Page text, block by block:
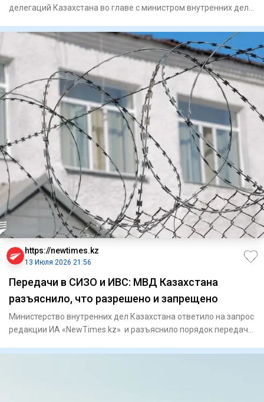
делегаций Казахстана во главе с министром внутренних дел
https://newtimes.kz
13 Июля 2026 21:56
Передачи в СИЗО и ИВС: МВД Казахстана
разъяснило, что разрешено и запрещено
Министерство внутренних дел Казахстана ответило на запрос
редакции ИА «NewTimes.kz» и разъяснило порядок передачи